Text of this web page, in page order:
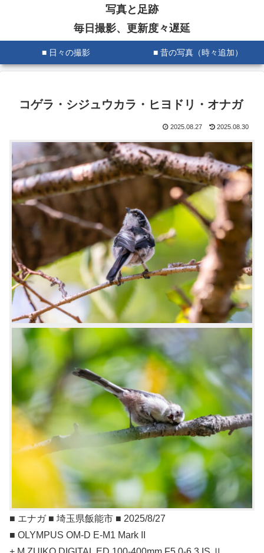
写真と足跡
毎日撮影、更新度々遅延
■ 日々の撮影 ■ 昔の写真（時々追加）
コゲラ・シジュウカラ・ヒヨドリ・オナガ
2025.08.27 2025.08.30
■ エナガ ■ 埼玉県飯能市 ■ 2025/8/27
■ OLYMPUS OM-D E-M1 Mark II